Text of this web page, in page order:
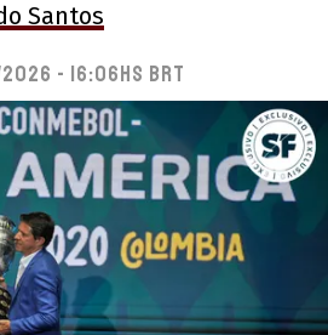
Santos
- 16:06hs BRT